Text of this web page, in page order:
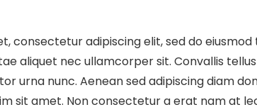
consectetur adipiscing elit, sed do
aliquet nec ullamcorper sit. Convallis
urna nunc. Aenean sed adipiscing diam
sit amet. Non consectetur a erat nam at